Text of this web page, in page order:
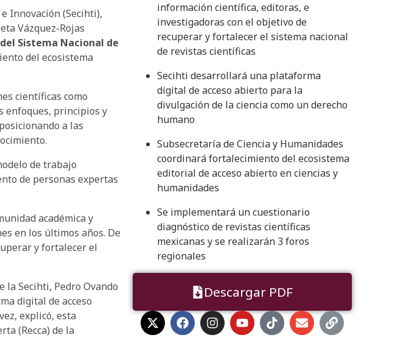
Innovación (Secihti),
Vázquez-Rojas
Sistema Nacional de
del ecosistema
científicas como
enfoques, principios y
a las
de trabajo
de personas expertas
académica y
en los últimos años. De
y fortalecer el
la Secihti, Pedro Ovando
digital de acceso
explicó, esta
(Recca) de la
información científica, editoras, e
investigadoras con el objetivo de
recuperar y fortalecer el sistema nacional
de revistas científicas
Secihti desarrollará una plataforma
digital de acceso abierto para la
divulgación de la ciencia como un derecho
humano
Subsecretaría de Ciencia y Humanidades
coordinará fortalecimiento del ecosistema
editorial de acceso abierto en ciencias y
humanidades
Se implementará un cuestionario
diagnóstico de revistas científicas
mexicanas y se realizarán 3 foros
regionales
Descargar PDF